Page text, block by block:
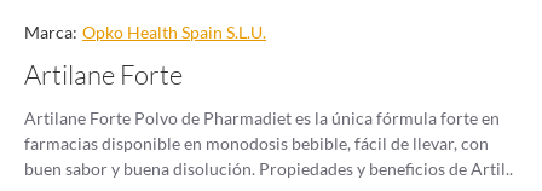
Marca: Opko Health Spain S.L.U.
Artilane Forte
Artilane Forte Polvo de Pharmadiet es la única fórmula forte en
farmacias disponible en monodosis bebible, fácil de llevar, con
buen sabor y buena disolución. Propiedades y beneficios de Artil..